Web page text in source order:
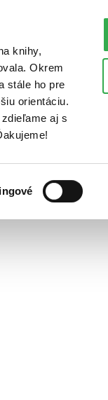
knihy,
Okrem
stále ho pre
orientáciu.
aj s